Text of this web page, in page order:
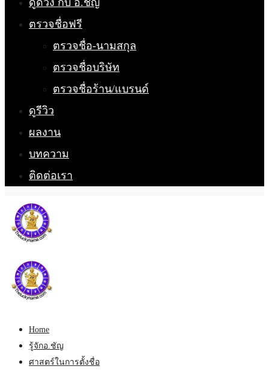
ดูดวง กับ อ.ชัญ
ตรวจชื่อฟรี
ตรวจชื่อ-นามสกุล
ตรวจชื่อบริษัท
ตรวจชื่อร้าน/แบรนด์
ดูรีวิว
ผลงาน
บทความ
ติดต่อเรา
Home
รู้จักอ.ชัญ
ศาสตร์ในการตั้งชื่อ